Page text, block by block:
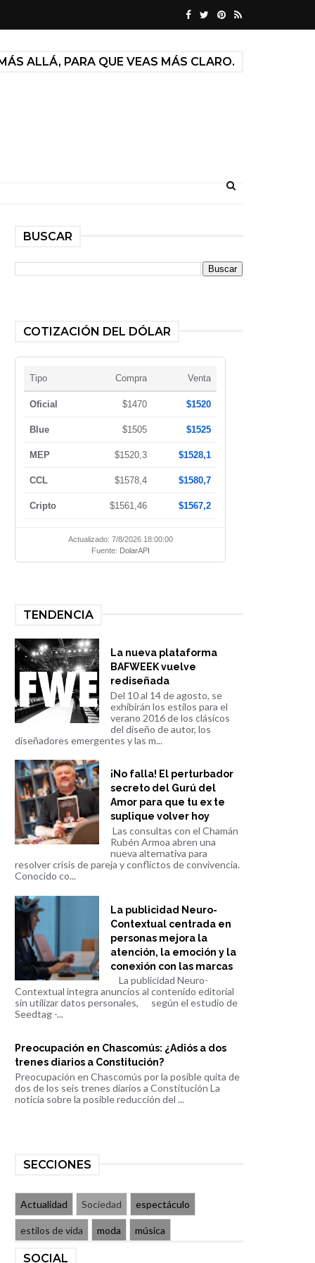
ALLÁ, PARA QUE VEAS MÁS CLARO.
BUSCAR
COTIZACIÓN DEL DÓLAR
Tipo Compra Venta
Oficial $1470 $1520
Blue $1505 $1525
MEP $1520,3 $1528,1
CCL $1578,4 $1580,7
Cripto $1561,46 $1567,2
Actualizado: 7/8/2026 18:00:00
Fuente: DolarAPI
TENDENCIA
La nueva plataforma
BAFWEEK vuelve
rediseñada
Del 10 al 14 de agosto, se
exhibirán los estilos para el
verano 2016 de los clásicos
del diseño de autor, los
diseñadores emergentes y las m...
¡No falla! El perturbador
secreto del Gurú del
Amor para que tu ex te
suplique volver hoy
Las consultas con el Chamán
Rubén Armoa abren una
nueva alternativa para
resolver crisis de pareja y conflictos de convivencia.
Conocido co...
La publicidad Neuro-
Contextual centrada en
personas mejora la
atención, la emoción y la
conexión con las marcas
La publicidad Neuro-
Contextual integra anuncios al contenido editorial
sin utilizar datos personales, según el estudio de
Seedtag -...
Preocupación en Chascomús: ¿Adiós a dos
trenes diarios a Constitución?
Preocupación en Chascomús por la posible quita de
dos de los seis trenes diarios a Constitución La
noticia sobre la posible reducción del ...
SECCIONES
Actualidad Sociedad espectáculo
estilos de vida moda música
SOCIAL